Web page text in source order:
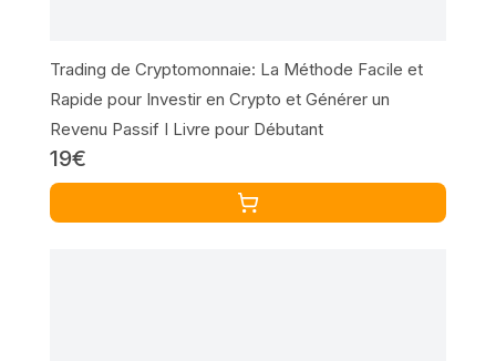
Trading de Cryptomonnaie: La Méthode Facile et
Rapide pour Investir en Crypto et Générer un
Revenu Passif I Livre pour Débutant
19€